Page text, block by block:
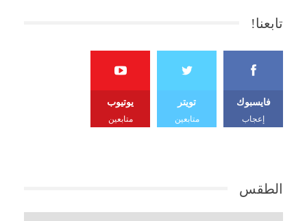
تابعنا!
فايسبوك
إعجاب
تويتر
متابعين
يوتيوب
متابعين
الطقس